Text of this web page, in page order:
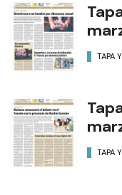
TAPA
TAPA